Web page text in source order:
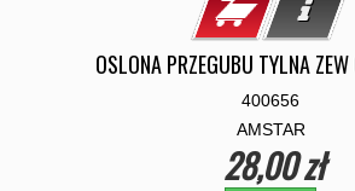
OSLONA PRZEGUBU TYLNA
400656
AMSTAR
28,00 zł